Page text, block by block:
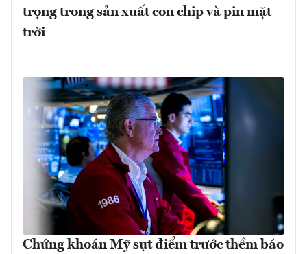
trọng trong sản xuất con chip và pin mặt
trời
Chứng khoán Mỹ sụt điểm trước thềm báo